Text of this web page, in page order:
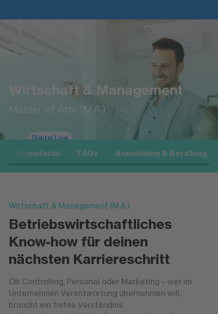
Wirtschaft & Management
Master of Arts (M.A.)
Digital Live
Infomaterial FAQs Anmeldung & Beratung
Wirtschaft & Management (M.A.)
Betriebswirtschaftliches
Know-how für deinen
nächsten Karriereschritt
Ob Controlling, Personal oder Marketing – wer im
Unternehmen Verantwortung übernehmen will,
braucht ein tiefes Verständnis